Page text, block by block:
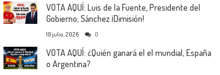
VOTA AQUÍ: Luis de la Fuente, Presidente del
Gobierno; Sánchez ¡Dimisión!
19 julio, 2026 0
VOTA AQUÍ: ¿Quién ganará el el mundial, España
o Argentina?